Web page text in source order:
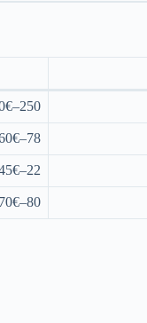
250–470€+
78–160€
22–45€
80–170€